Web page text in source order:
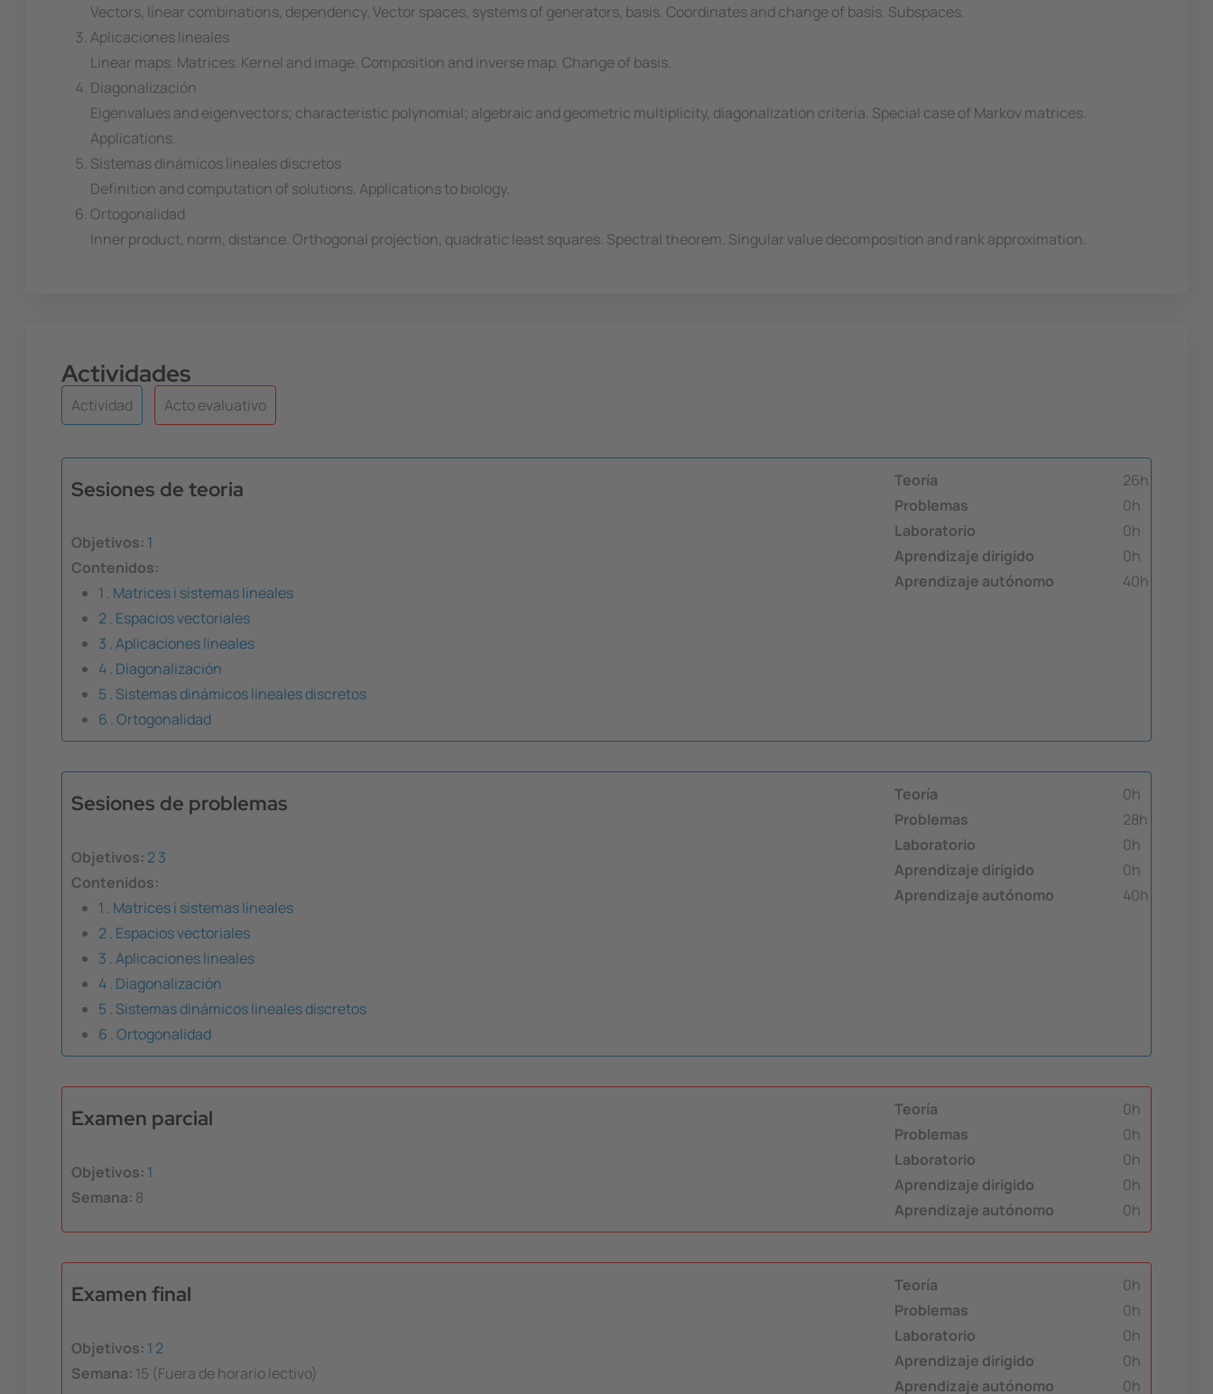
Vectors, linear combinations, dependency. Vector spaces, systems of generators, basis. Coordinates and change of basis. Subspaces.
Aplicaciones lineales
Linear maps. Matrices. Kernel and image. Composition and inverse map. Change of basis.
Diagonalización
Eigenvalues and eigenvectors; characteristic polynomial; algebraic and geometric multiplicity, diagonalization criteria. Special case of Markov matrices.
Applications.
Sistemas dinámicos lineales discretos
Definition and computation of solutions. Applications to biology.
Ortogonalidad
Inner product, norm, distance. Orthogonal projection, quadratic least squares. Spectral theorem. Singular value decomposition and rank approximation.
Actividades
Actividad Acto evaluativo
Sesiones de teoria
Objetivos: 1
Contenidos:
1 . Matrices i sistemas lineales
2 . Espacios vectoriales
3 . Aplicaciones lineales
4 . Diagonalización
5 . Sistemas dinámicos lineales discretos
6 . Ortogonalidad
Teoría
26h
Problemas
0h
Laboratorio
0h
Aprendizaje dirigido
0h
Aprendizaje autónomo
40h
Sesiones de problemas
Objetivos: 23
Contenidos:
1 . Matrices i sistemas lineales
2 . Espacios vectoriales
3 . Aplicaciones lineales
4 . Diagonalización
5 . Sistemas dinámicos lineales discretos
6 . Ortogonalidad
Teoría
0h
Problemas
28h
Laboratorio
0h
Aprendizaje dirigido
0h
Aprendizaje autónomo
40h
Examen parcial
Objetivos: 1
Semana: 8
Teoría
0h
Problemas
0h
Laboratorio
0h
Aprendizaje dirigido
0h
Aprendizaje autónomo
0h
Examen final
Objetivos: 1 2
Semana: 15 (Fuera de horario lectivo)
Teoría
0h
Problemas
0h
Laboratorio
0h
Aprendizaje dirigido
0h
Aprendizaje autónomo
0h